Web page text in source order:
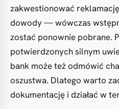
zakwestionować
dowody — wówczas
zostać ponownie pobrane.
potwierdzonych silnym
bank może też odmówić
oszustwa. Dlatego warto
dokumentację i działać w